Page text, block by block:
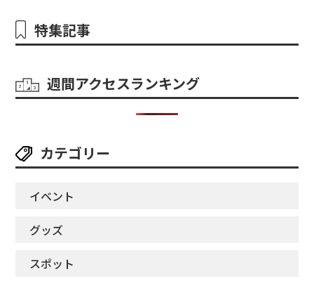
特集記事
週間アクセスランキング
カテゴリー
イベント
グッズ
スポット